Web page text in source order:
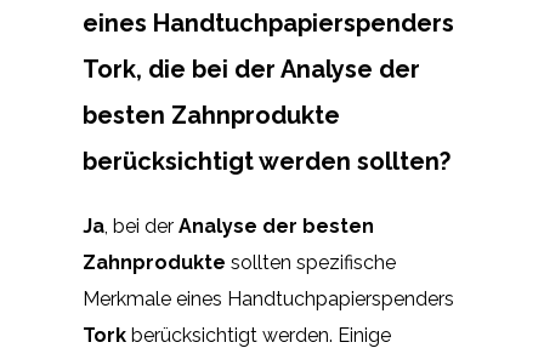
eines Handtuchpapierspenders
Tork, die bei der Analyse der
besten Zahnprodukte
berücksichtigt werden sollten?
Ja, bei der Analyse der besten
Zahnprodukte sollten spezifische
Merkmale eines Handtuchpapierspenders
Tork berücksichtigt werden. Einige